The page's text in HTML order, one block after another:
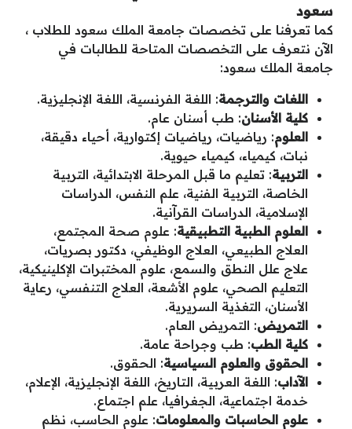
سعود
كما تعرفنا على تخصصات جامعة الملك سعود للطلاب ،
الآن نتعرف على التخصصات المتاحة للطالبات في
جامعة الملك سعود:
اللغات والترجمة: اللغة الفرنسية، اللغة الإنجليزية.
كلية الأسنان: طب أسنان عام.
العلوم: رياضيات، رياضيات إكتوارية، أحياء دقيقة،
نبات، كيمياء، كيمياء حيوية.
التربية: تعليم ما قبل المرحلة الابتدائية، التربية
الخاصة، التربية الفنية، علم النفس، الدراسات
الإسلامية، الدراسات القرآنية.
العلوم الطبية التطبيقية: علوم صحة المجتمع،
العلاج الطبيعي، العلاج الوظيفي، دكتور بصريات،
علاج علل النطق والسمع، علوم المختبرات الإكلينيكية،
التعليم الصحي، علوم الأشعة، العلاج التنفسي، رعاية
الأسنان، التغذية السريرية.
التمريض: التمريض العام.
كلية الطب: طب وجراحة عامة.
الحقوق والعلوم السياسية: الحقوق.
الآداب: اللغة العربية، التاريخ، اللغة الإنجليزية، الإعلام،
خدمة اجتماعية، الجغرافيا، علم اجتماع.
علوم الحاسبات والمعلومات: علوم الحاسب، نظم